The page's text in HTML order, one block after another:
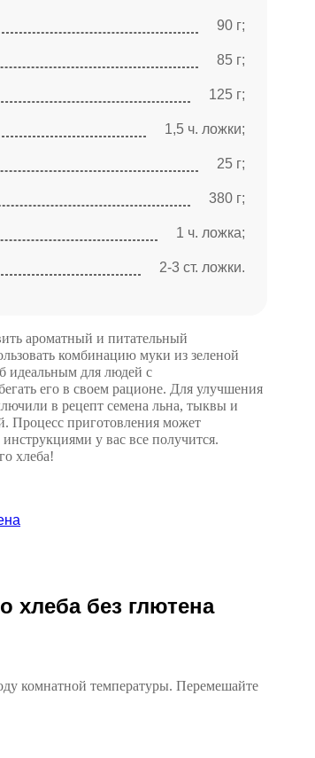
90 г;
85 г;
125 г;
1,5 ч. ложки;
25 г;
380 г;
1 ч. ложка;
2-3 ст. ложки.
ароматный и питательный
комбинацию муки из зеленой
идеальным для людей с
его в своем рационе. Для улучшения
в рецепт семена льна, тыквы и
Процесс приготовления может
у вас все получится.
хлеба!
хлеба без глютена
комнатной температуры. Перемешайте